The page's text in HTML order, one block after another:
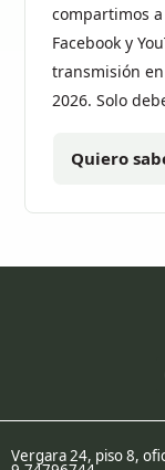
compartimos
Facebook y
transmisión
2026. Solo
Quiero
Vergara 24, piso 8,